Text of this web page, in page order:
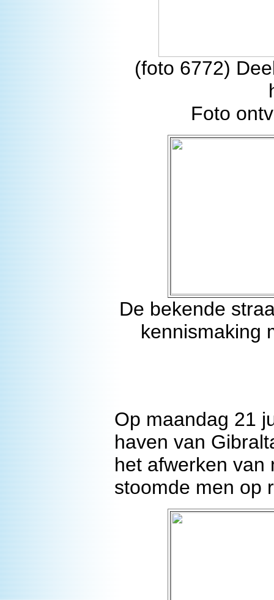
(foto 6772)
Foto
De bekende
kennismaking
Op maandag 21
haven van
het afwerken van
stoomde men op